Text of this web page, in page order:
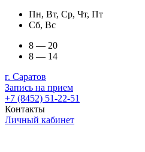
Пн, Вт, Ср, Чт, Пт
Сб, Вс
8 — 20
8 — 14
г. Саратов
Запись на прием
+7 (8452) 51-22-51
Контакты
Личный кабинет